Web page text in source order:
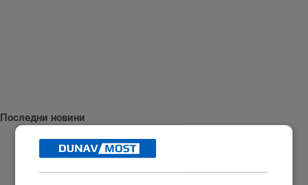
Последни новини